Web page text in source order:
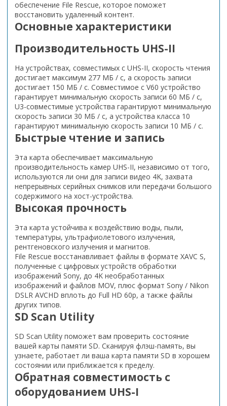
обеспечение File Rescue, которое поможет
восстановить удаленный контент.
Основные характеристики
Производительность UHS-II
На устройствах, совместимых с UHS-II, скорость чтения
достигает максимум 277 МБ / с, а скорость записи
достигает 150 МБ / с. Совместимое с V60 устройство
гарантирует минимальную скорость записи 60 МБ / с,
U3-совместимые устройства гарантируют минимальную
скорость записи 30 МБ / с, а устройства класса 10
гарантируют минимальную скорость записи 10 МБ / с.
Быстрые чтение и запись
Эта карта обеспечивает максимальную
производительность камер UHS-II, независимо от того,
используются ли они для записи видео 4K, захвата
непрерывных серийных снимков или передачи большого
содержимого на хост-устройства.
Высокая прочность
Эта карта устойчива к воздействию воды, пыли,
температуры, ультрафиолетового излучения,
рентгеновского излучения и магнитов.
File Rescue восстанавливает файлы в формате XAVC S,
полученные с цифровых устройств обработки
изображений Sony, до 4K необработанных
изображений и файлов MOV, плюс формат Sony / Nikon
DSLR AVCHD вплоть до Full HD 60p, а также файлы
других типов.
SD Scan Utility
SD Scan Utility поможет вам проверить состояние
вашей карты памяти SD. Сканируя флэш-память, вы
узнаете, работает ли ваша карта памяти SD в хорошем
состоянии или приближается к пределу.
Обратная совместимость с
оборудованием UHS-I